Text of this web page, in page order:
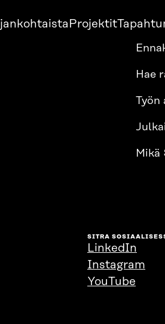
Projektit
Hae
Työn
Mikä
SITRA
LinkedIn
Instagram
YouTube